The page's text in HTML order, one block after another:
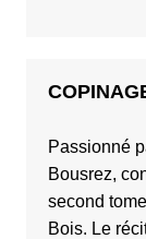
Passionné
Bousrez,
second
Bois. Le